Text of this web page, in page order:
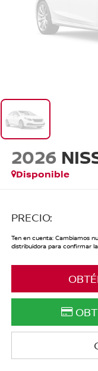
2026
Disponible
PRECIO:
Ten en cuenta: Cambiamos
distribuidora para confirmar